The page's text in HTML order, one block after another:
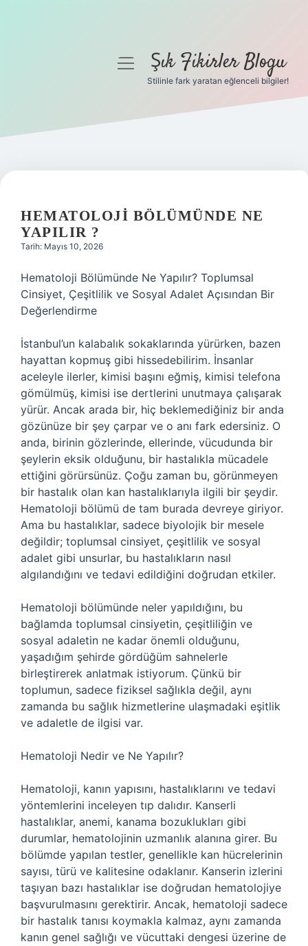
Gizlilik Politikası
Yasal Uyarı
menüyüŞık Fikirler Blogu
Stilinle fark yaratan eğlenceli bilgiler!
HEMATOLOJI BÖLÜMÜNDE NE
YAPILIR ?
Tarih: Mayıs 10, 2026
Hematoloji Bölümünde Ne Yapılır? Toplumsal
Cinsiyet, Çeşitlilik ve Sosyal Adalet Açısından Bir
Değerlendirme
İstanbul’un kalabalık sokaklarında yürürken, bazen
hayattan kopmuş gibi hissedebilirim. İnsanlar
aceleyle ilerler, kimisi başını eğmiş, kimisi telefona
gömülmüş, kimisi ise dertlerini unutmaya çalışarak
yürür. Ancak arada bir, hiç beklemediğiniz bir anda
gözünüze bir şey çarpar ve o anı fark edersiniz. O
anda, birinin gözlerinde, ellerinde, vücudunda bir
şeylerin eksik olduğunu, bir hastalıkla mücadele
ettiğini görürsünüz. Çoğu zaman bu, görünmeyen
bir hastalık olan kan hastalıklarıyla ilgili bir şeydir.
Hematoloji bölümü de tam burada devreye giriyor.
Ama bu hastalıklar, sadece biyolojik bir mesele
değildir; toplumsal cinsiyet, çeşitlilik ve sosyal
adalet gibi unsurlar, bu hastalıkların nasıl
algılandığını ve tedavi edildiğini doğrudan etkiler.
Hematoloji bölümünde neler yapıldığını, bu
bağlamda toplumsal cinsiyetin, çeşitliliğin ve
sosyal adaletin ne kadar önemli olduğunu,
yaşadığım şehirde gördüğüm sahnelerle
birleştirerek anlatmak istiyorum. Çünkü bir
toplumun, sadece fiziksel sağlıkla değil, aynı
zamanda bu sağlık hizmetlerine ulaşmadaki eşitlik
ve adaletle de ilgisi var.
Hematoloji Nedir ve Ne Yapılır?
Hematoloji, kanın yapısını, hastalıklarını ve tedavi
yöntemlerini inceleyen tıp dalıdır. Kanserli
hastalıklar, anemi, kanama bozuklukları gibi
durumlar, hematolojinin uzmanlık alanına girer. Bu
bölümde yapılan testler, genellikle kan hücrelerinin
sayısı, türü ve kalitesine odaklanır. Kanserin izlerini
taşıyan bazı hastalıklar ise doğrudan hematolojiye
başvurulmasını gerektirir. Ancak, hematoloji sadece
bir hastalık tanısı koymakla kalmaz, aynı zamanda
kanın genel sağlığı ve vücuttaki dengesi üzerine de